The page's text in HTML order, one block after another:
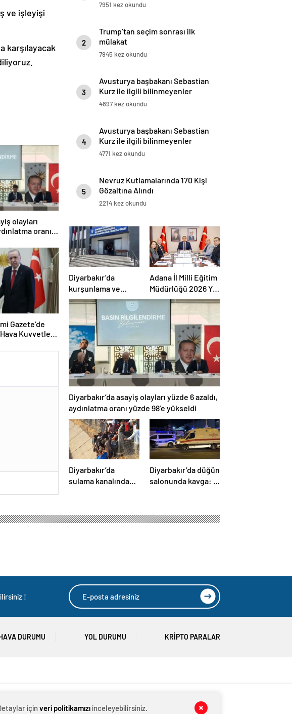
ve işleyişi
karşılayacak
olayları
oranı
Gazete’de
Kuvvetleri
7951 kez okundu
2
Trump’tan seçim sonrası ilk
mülakat
7945 kez okundu
3
Avusturya başbakanı Sebastian
Kurz ile ilgili bilinmeyenler
4897 kez okundu
4
Avusturya başbakanı Sebastian
Kurz ile ilgili bilinmeyenler
4771 kez okundu
5
Nevruz Kutlamalarında 170 Kişi
Gözaltına Alındı
2214 kez okundu
Diyarbakır’da
kurşunlama ve
yaralamadan 4 kişi
yakalandı
Adana İl Milli Eğitim
Müdürlüğü 2026 Yılı
Yatırım Programı
Diyarbakır’da asayiş olayları yüzde 6 azaldı,
aydınlatma oranı yüzde 98’e yükseldi
Diyarbakır’da
sulama kanalında
hayatını kaybetti
Diyarbakır’da düğün
salonunda kavga: 5
Olsun Ziyareti
Kayhan’a Hayırlı Olsun
SON DAKİKAHABERLERİ
için veri politikamızıinceleyebilirsiniz.